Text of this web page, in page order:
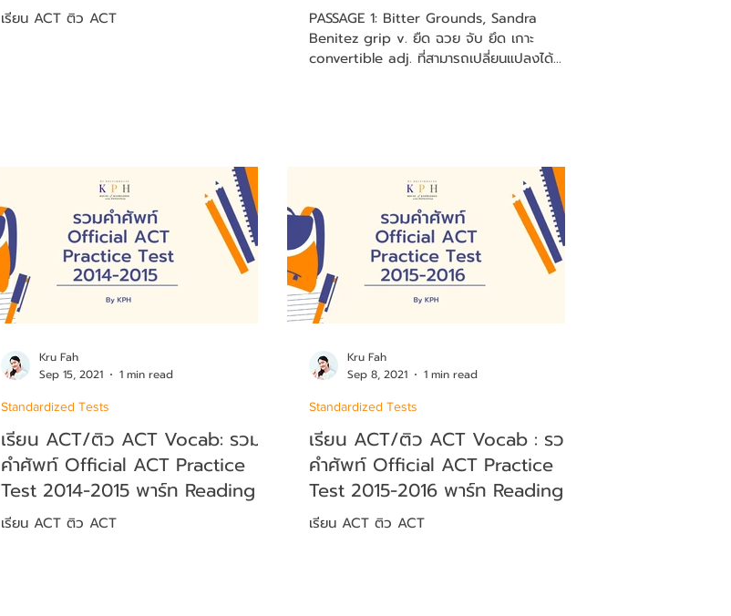
เรียน ACT ติว ACT
PASSAGE 1: Bitter Grounds, Sandra
Benitez grip v. ยืด ฉวย จับ ยึด เกาะ
convertible adj. ที่สามารถเปลี่ยนแปลงได้...
เรียน ACT/ติว ACT Vocab: รวม
คำศัพท์ Official ACT Practice
Test 2014-2015 พาร์ท Reading
เรียน ACT ติว ACT
Standardized Tests
Kru Fah
Sep 15, 2021
1 min read
เรียน ACT/ติว ACT Vocab : รวม
คำศัพท์ Official ACT Practice
Test 2015-2016 พาร์ท Reading
เรียน ACT ติว ACT
Standardized Tests
Kru Fah
Sep 8, 2021
1 min read